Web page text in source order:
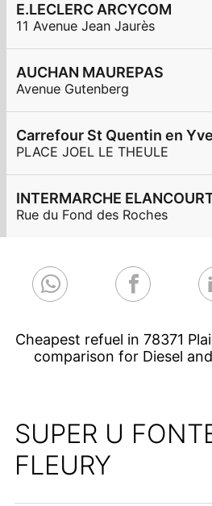
E.LECLERC ARCYCOM
11 Avenue Jean Jaurès
AUCHAN MAUREPAS
Avenue Gutenberg
Carrefour St Quentin en
PLACE JOEL LE THEULE
INTERMARCHE
Rue du Fond des Roches
Cheapest refuel in 78371
comparison for Diesel
SUPER U
FLEURY